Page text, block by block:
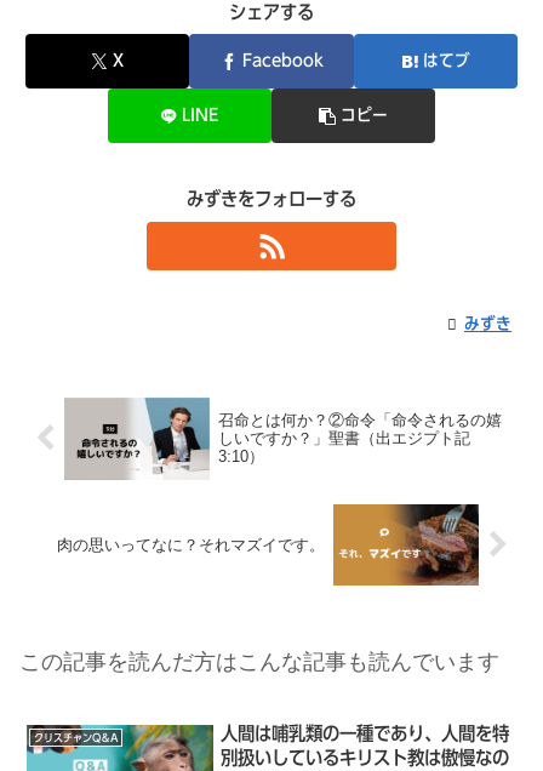
シェアする
X Facebook はてブ
LINE コピー
みずきをフォローする
みずき
召命とは何か？②命令「命令されるの嬉
しいですか？」聖書（出エジプト記
3:10）
肉の思いってなに？それマズイです。
この記事を読んだ方はこんな記事も読んでいます
クリスチャンQ＆A
人間は哺乳類の一種であり、人間を特
別扱いしているキリスト教は傲慢なの